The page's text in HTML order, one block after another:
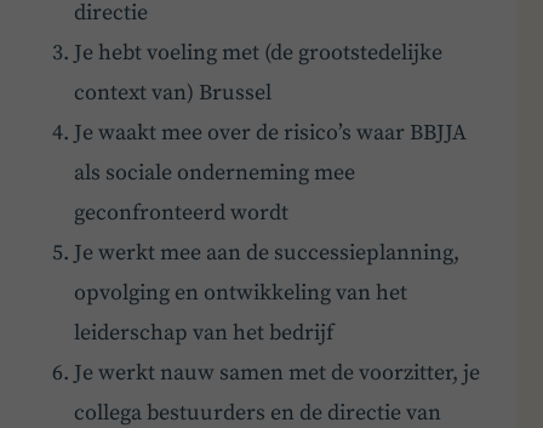
directie
Je hebt voeling met (de grootstedelijke
context van) Brussel
Je waakt mee over de risico’s waar BBJJA
als sociale onderneming mee
geconfronteerd wordt
Je werkt mee aan de successieplanning,
opvolging en ontwikkeling van het
leiderschap van het bedrijf
Je werkt nauw samen met de voorzitter, je
collega bestuurders en de directie van